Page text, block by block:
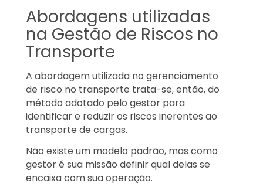
Abordagens utilizadas
na Gestão de Riscos no
Transporte
A abordagem utilizada no gerenciamento
de risco no transporte trata-se, então, do
método adotado pelo gestor para
identificar e reduzir os riscos inerentes ao
transporte de cargas.
Não existe um modelo padrão, mas como
gestor é sua missão definir qual delas se
encaixa com sua operação.